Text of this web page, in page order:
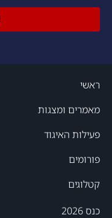
ראשי
מאמרים ומצגות
פעילות האיגוד
פורומים
קטלוגים
כנס 2026